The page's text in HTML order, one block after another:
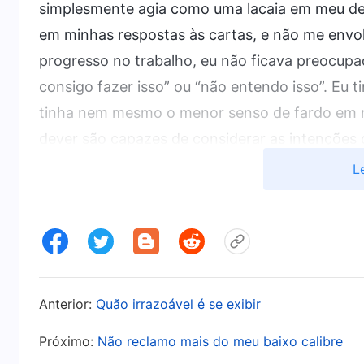
simplesmente agia como uma lacaia em meu
em minhas respostas às cartas, e não me
progresso no trabalho, eu não ficava
consigo fazer isso” ou “não entendo isso”.
tinha nem mesmo o menor senso de fardo em
dever são capazes de considerar as
e são capazes de buscar a verdade para
uma única responsabilidade. Foi então que
entendido isso, senti que estava numa crise e
coisas ou a sofrer e não tenho o menor senso
Anterior: Quão irrazoável é se exibir
Próximo: Não reclamo mais do meu baixo calibre